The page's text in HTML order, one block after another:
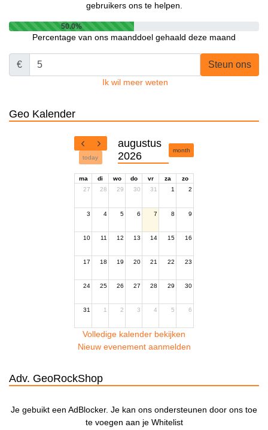
gebruikers ons te helpen.
50.0%
Percentage van ons maanddoel gehaald deze maand
€ Steun ons
Ik wil meer weten
Geo Kalender
today
augustus
2026
month
ma di wo do vr za
zo
27
28 29 30 31 1 2
3 4 5 6 7 8 9
10 11 12 13 14 15 16
17 18 19 20 21 22 23
24 25 26 27 28 29 30
31 1 2 3 4 5 6
Volledige kalender bekijken
Nieuw evenement aanmelden
Adv. GeoRockShop
Je gebuikt een AdBlocker. Je kan ons ondersteunen door ons toe
te voegen aan je Whitelist